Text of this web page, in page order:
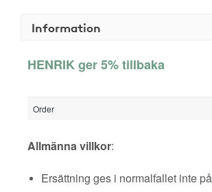
Information
HENRIK ger 5% tillbaka
Order
Allmänna villkor:
Ersättning ges i normalfallet inte